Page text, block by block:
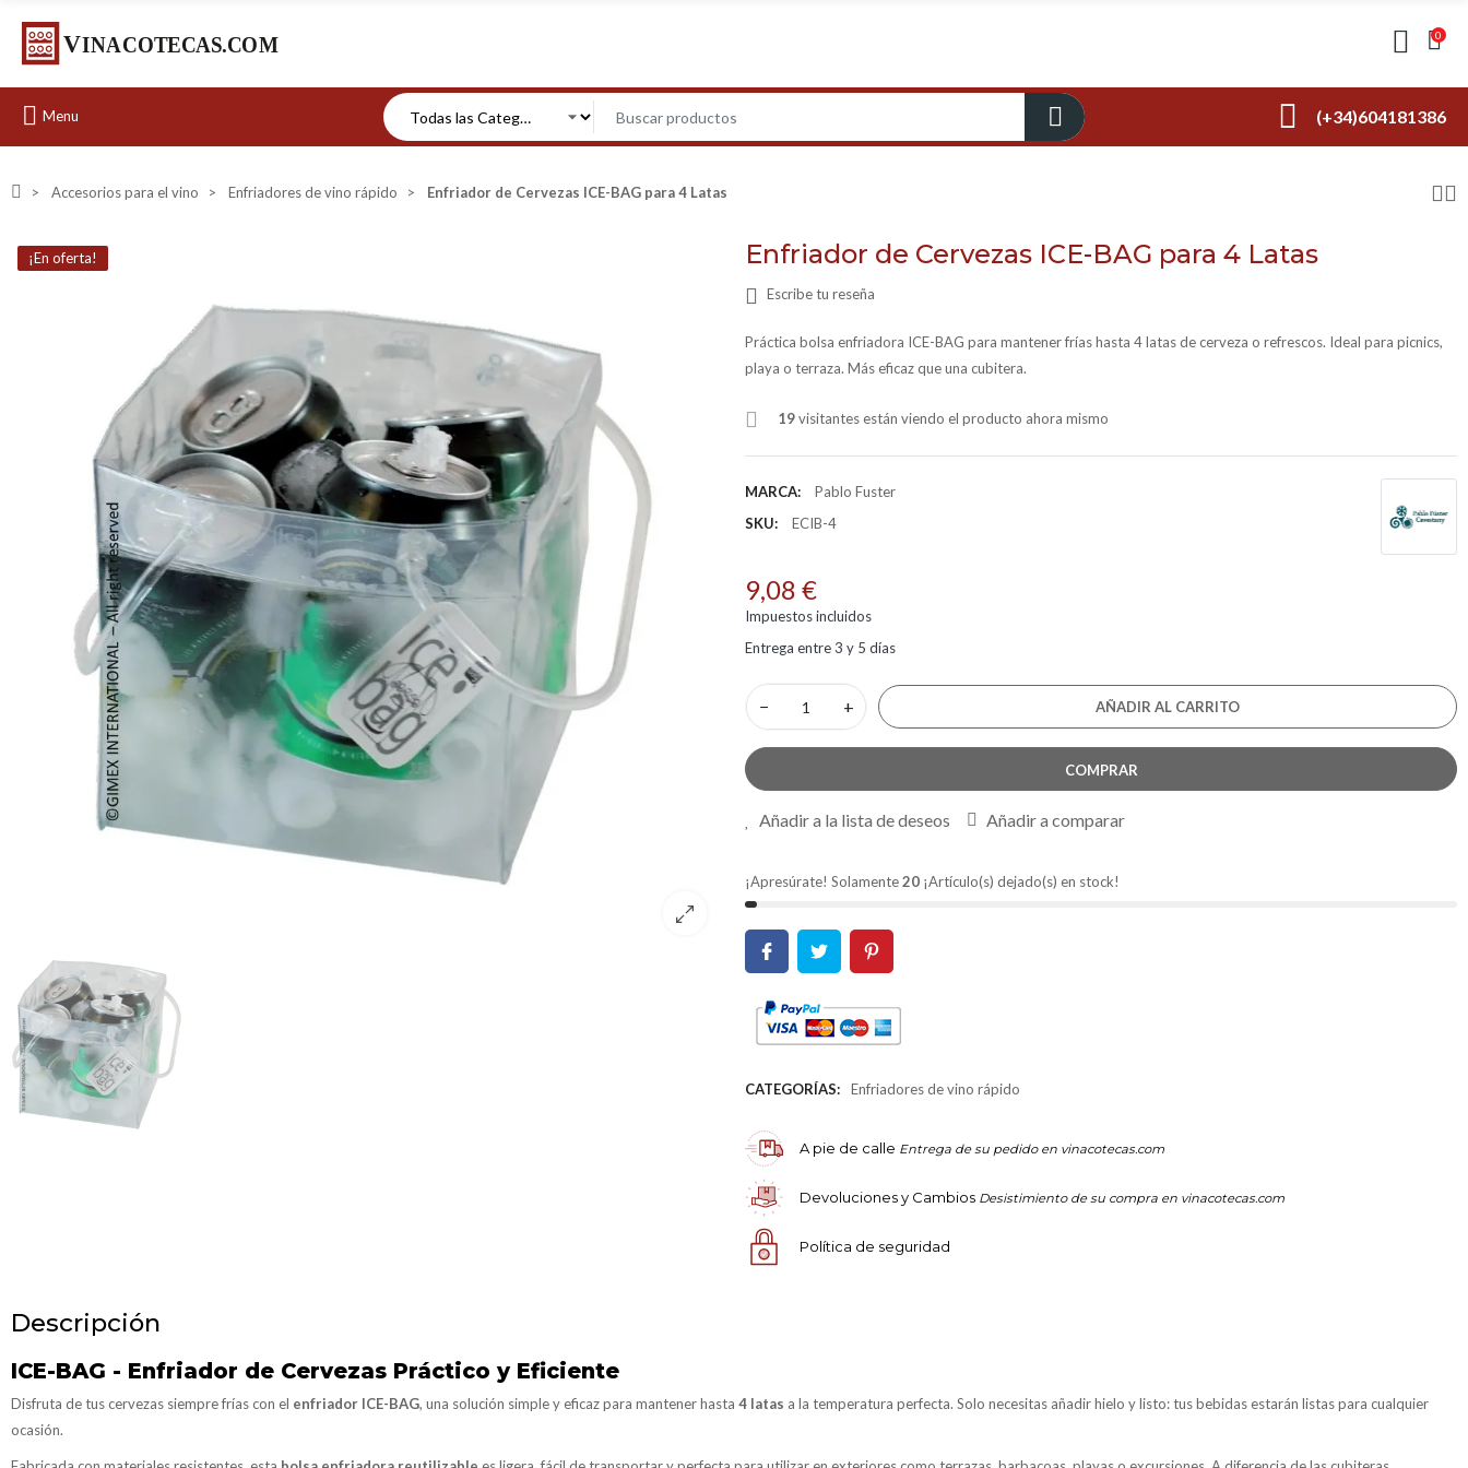
0
Menu (+34)604181386
Accesorios para el vino Enfriadores de vino rápido Enfriador de Cervezas ICE-BAG para 4 Latas
¡En oferta! Enfriador de Cervezas ICE-BAG para 4 Latas
Escribe tu reseña
Práctica bolsa enfriadora ICE-BAG para mantener frías hasta 4 latas de cerveza o refrescos. Ideal para picnics,
playa o terraza. Más eficaz que una cubitera.
19visitantes están viendo el producto ahora mismo
MARCA:
Pablo Fuster
SKU:
ECIB-4
9,08 €
Impuestos incluidos
Entrega entre 3 y 5 días
− + AÑADIR AL CARRITO
COMPRAR
Añadir a la lista de deseos Añadir a comparar
¡Apresúrate! Solamente20 ¡Artículo(s) dejado(s) en stock!
CATEGORÍAS: Enfriadores de vino rápido
A pie de calle Entrega de su pedido en vinacotecas.com
Devoluciones y Cambios Desistimiento de su compra en vinacotecas.com
Política de seguridad
Descripción
ICE-BAG - Enfriador de Cervezas Práctico y Eficiente
Disfruta de tus cervezas siempre frías con el enfriador ICE-BAG, una solución simple y eficaz para mantener hasta 4 latas a la temperatura perfecta. Solo necesitas añadir hielo y listo: tus bebidas estarán listas para cualquier
ocasión.